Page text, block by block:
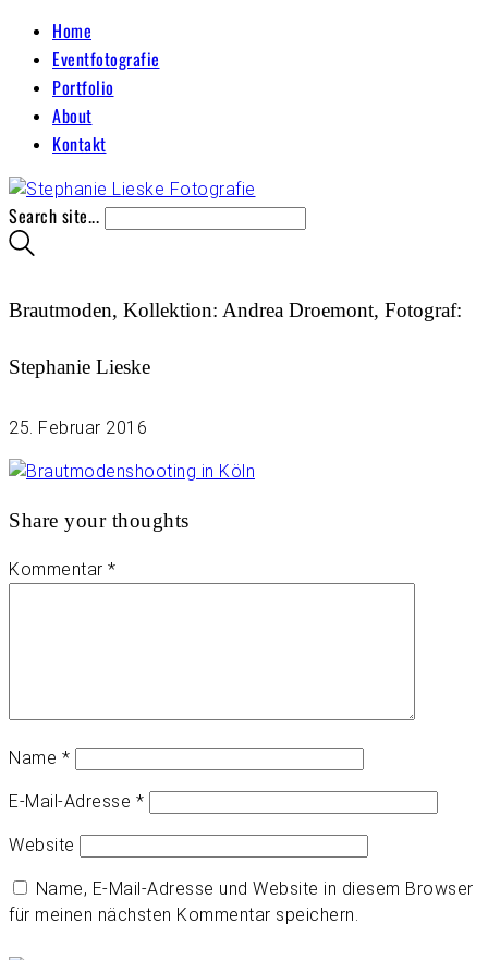
Home
Eventfotografie
Portfolio
About
Kontakt
Search site...
Brautmoden, Kollektion: Andrea Droemont, Fotograf:
Stephanie Lieske
25. Februar 2016
Share your thoughts
Kommentar *
Name *
E-Mail-Adresse *
Website
Name, E-Mail-Adresse und Website in diesem Browser
für meinen nächsten Kommentar speichern.